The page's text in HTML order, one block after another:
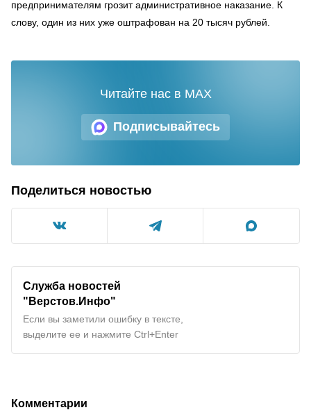
предпринимателям грозит административное наказание. К
слову, один из них уже оштрафован на 20 тысяч рублей.
Подписывайтесь
Читайте нас в MAX
Поделиться новостью
Служба новостей
"Верстов.Инфо"
Если вы заметили ошибку в тексте,
выделите ее и нажмите Ctrl+Enter
Комментарии